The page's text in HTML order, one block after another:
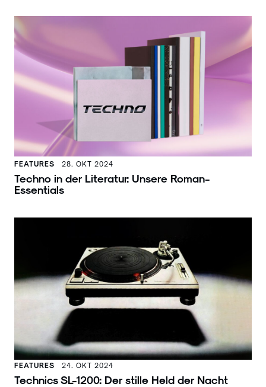
FEATURES 28. OKT 2024
Techno in der Literatur: Unsere Roman-
Essentials
FEATURES 24. OKT 2024
Technics SL-1200: Der stille Held der Nacht